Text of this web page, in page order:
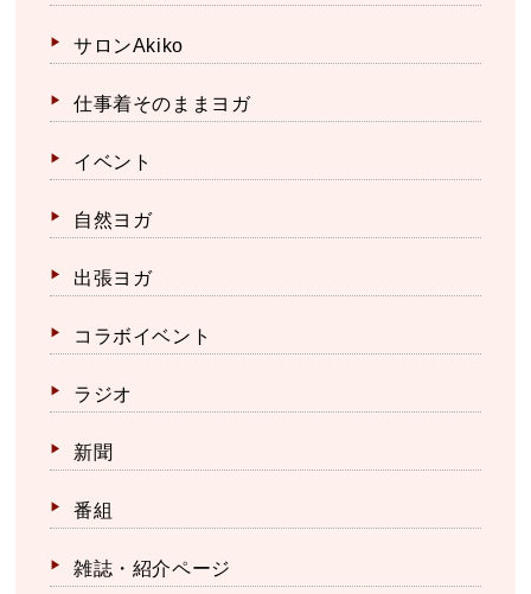
サロンAkiko
仕事着そのままヨガ
イベント
自然ヨガ
出張ヨガ
コラボイベント
ラジオ
新聞
番組
雑誌・紹介ページ